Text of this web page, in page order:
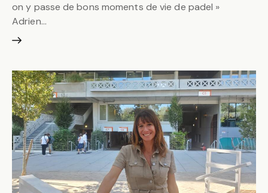
on y passe de bons moments de vie de padel »
Adrien…